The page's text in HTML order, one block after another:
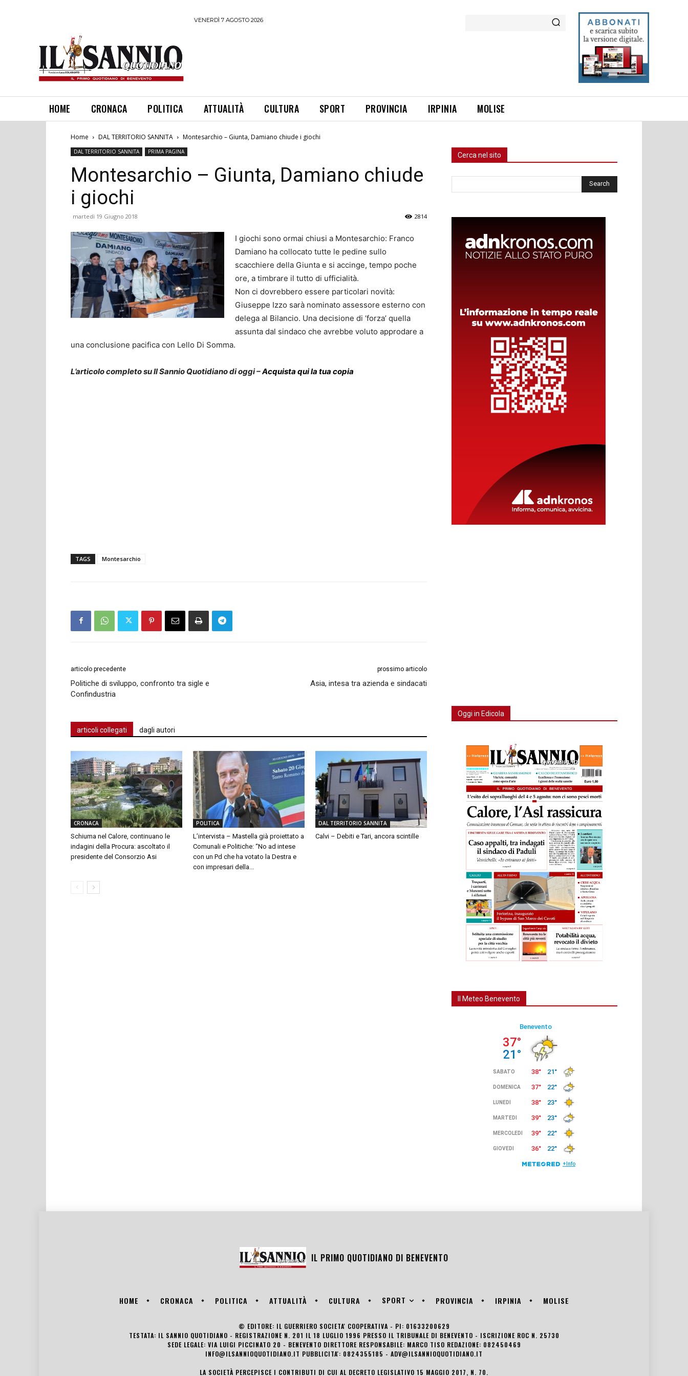
VENERDÌ 7 AGOSTO 2026
HOME CRONACA POLITICA ATTUALITÀ CULTURA SPORT PROVINCIA IRPINIA MOLISE
Home DAL TERRITORIO SANNITA Montesarchio – Giunta, Damiano chiude i giochi
DAL TERRITORIO SANNITA PRIMA PAGINA
Montesarchio – Giunta, Damiano chiude
i giochi
martedì 19 Giugno 2018 2814
I giochi sono ormai chiusi a Montesarchio: Franco
Damiano ha collocato tutte le pedine sullo
scacchiere della Giunta e si accinge, tempo poche
ore, a timbrare il tutto di ufficialità.
Non ci dovrebbero essere particolari novità:
Giuseppe Izzo sarà nominato assessore esterno con
delega al Bilancio. Una decisione di ‘forza’ quella
assunta dal sindaco che avrebbe voluto approdare a
una conclusione pacifica con Lello Di Somma.
L’articolo completo su Il Sannio Quotidiano di oggi –Acquista qui la tua copia
TAGS Montesarchio
articolo precedente
Politiche di sviluppo, confronto tra sigle e
Confindustria
prossimo articolo
Asia, intesa tra azienda e sindacati
articoli collegati dagli autori
CRONACA
Schiuma nel Calore, continuano le
indagini della Procura: ascoltato il
presidente del Consorzio Asi
POLITICA
L’intervista – Mastella già proiettato a
Comunali e Politiche: “No ad intese
con un Pd che ha votato la Destra e
con impresari della...
DAL TERRITORIO SANNITA
Calvi – Debiti e Tari, ancora scintille
Cerca nel sito
Oggi in Edicola
Il Meteo Benevento
IL PRIMO QUOTIDIANO DI BENEVENTO
HOME CRONACA POLITICA ATTUALITÀ CULTURA SPORT PROVINCIA IRPINIA MOLISE
© EDITORE: IL GUERRIERO SOCIETA' COOPERATIVA - PI: 01633200629
TESTATA: IL SANNIO QUOTIDIANO - REGISTRAZIONE N. 201 IL 18 LUGLIO 1996 PRESSO IL TRIBUNALE DI BENEVENTO - ISCRIZIONE ROC N. 25730
SEDE LEGALE: VIA LUIGI PICCINATO 20 - BENEVENTO DIRETTORE RESPONSABILE: MARCO TISO REDAZIONE: 082450469
INFO@ILSANNIOQUOTIDIANO.IT PUBBLICITA': 0824355185 - ADV@ILSANNIOQUOTIDIANO.IT
LA SOCIETÀ PERCEPISCE I CONTRIBUTI DI CUI AL DECRETO LEGISLATIVO 15 MAGGIO 2017, N. 70.